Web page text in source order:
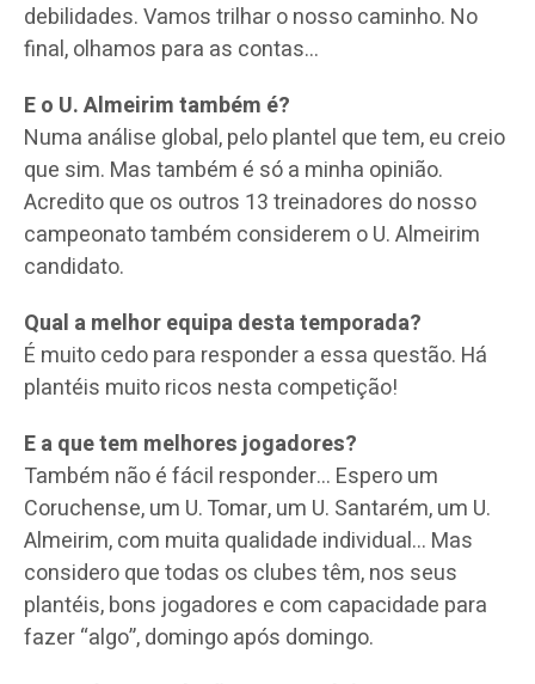
debilidades. Vamos trilhar o nosso caminho. No
final, olhamos para as contas…
E o U. Almeirim também é?
Numa análise global, pelo plantel que tem, eu creio
que sim. Mas também é só a minha opinião.
Acredito que os outros 13 treinadores do nosso
campeonato também considerem o U. Almeirim
candidato.
Qual a melhor equipa desta temporada?
É muito cedo para responder a essa questão. Há
plantéis muito ricos nesta competição!
E a que tem melhores jogadores?
Também não é fácil responder… Espero um
Coruchense, um U. Tomar, um U. Santarém, um U.
Almeirim, com muita qualidade individual… Mas
considero que todas os clubes têm, nos seus
plantéis, bons jogadores e com capacidade para
fazer “algo”, domingo após domingo.